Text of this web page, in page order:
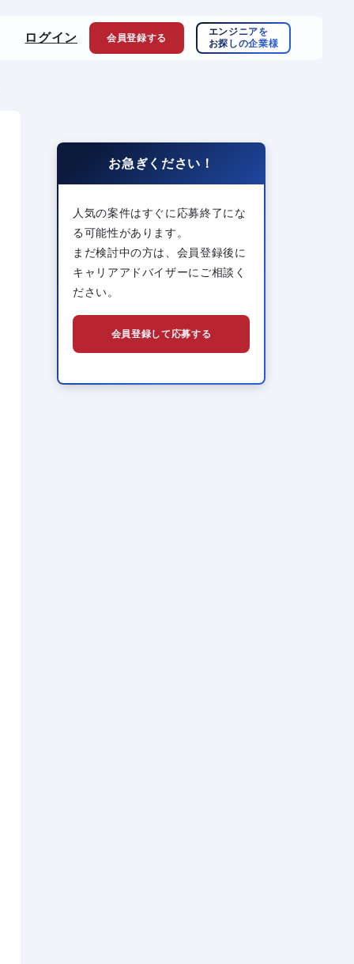
ログイン 会員登録する
エンジニアを
お探しの企業様
お急ぎください！
人気の案件はすぐに応募終了にな
る可能性があります。
まだ検討中の方は、会員登録後に
キャリアアドバイザーにご相談く
ださい。
会員登録して応募する